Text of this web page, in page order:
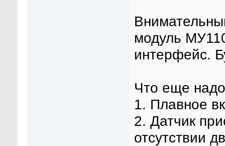
модуль
интерфейс.
Что еще
1. Плавное
2. Датчик
отсутствии